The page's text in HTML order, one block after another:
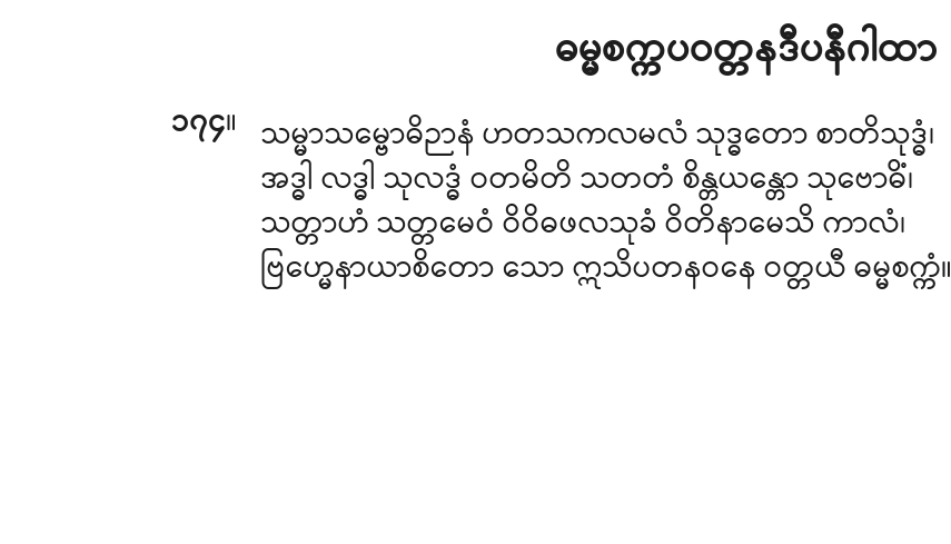
ဓမ္မစက္ကပဝတ္တနဒီပနီဂါထာ
၁၇၄။ သမ္မာသမ္ဗောဓိဉာနံ ဟတသကလမလံ သုဒ္ဓတော စာတိသုဒ္ဓံ၊
အဒ္ဓါ လဒ္ဓါ သုလဒ္ဓံ ဝတမိတိ သတတံ စိန္တယန္တော သုဗောဓိံ၊
သတ္တာဟံ သတ္တမေဝံ ဝိဝိဓဖလသုခံ ဝိတိနာမေသိ ကာလံ၊
ဗြဟ္မေနာယာစိတော သော ဣသိပတနဝနေ ဝတ္တယီ ဓမ္မစက္ကံ။